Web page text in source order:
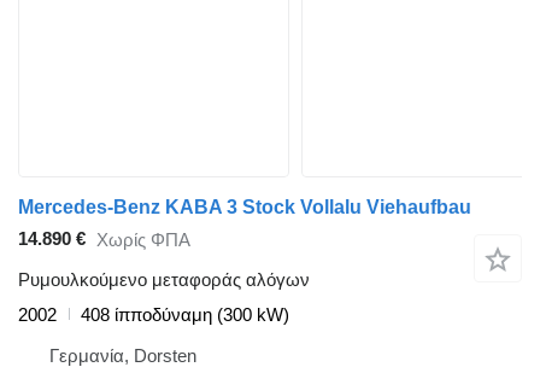
Mercedes-Benz KABA 3 Stock Vollalu Viehaufbau
14.890 € Χωρίς ΦΠΑ
Ρυμουλκούμενο μεταφοράς αλόγων
2002
408 ίπποδύναμη (300 kW)
Γερμανία, Dorsten